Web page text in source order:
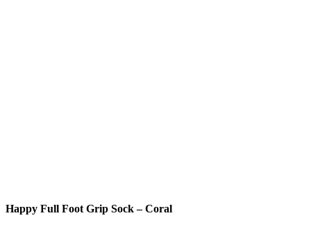
Happy Full Foot Grip Sock – Coral